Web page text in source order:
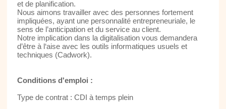
et de planification.
Nous aimons travailler avec des personnes fortement
impliquées, ayant une personnalité entrepreneuriale, le
sens de l’anticipation et du service au client.
Notre implication dans la digitalisation vous demandera
d’être à l‘aise avec les outils informatiques usuels et
techniques (Cadwork).
Conditions d'emploi :
Type de contrat : CDI à temps plein